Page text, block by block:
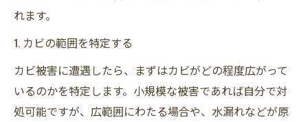
れます。
1. カビの範囲を特定する
カビ被害に遭遇したら、まずはカビがどの程度広がって
いるのかを特定します。小規模な被害であれば自分で対
処可能ですが、広範囲にわたる場合や、水漏れなどが原